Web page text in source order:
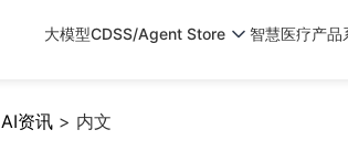
大模型CDSS/Agent Store 智慧医疗产品
AI资讯 > 内文